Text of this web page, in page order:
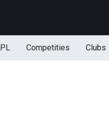
Competities Clubs